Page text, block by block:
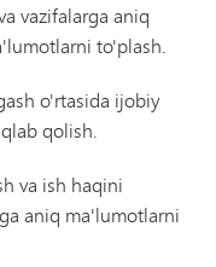
vazifalarga aniq
to'plash.
o'rtasida ijobiy
qolish.
va ish haqini
aniq ma'lumotlarni